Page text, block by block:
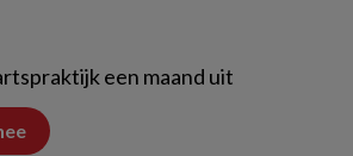
een maand uit